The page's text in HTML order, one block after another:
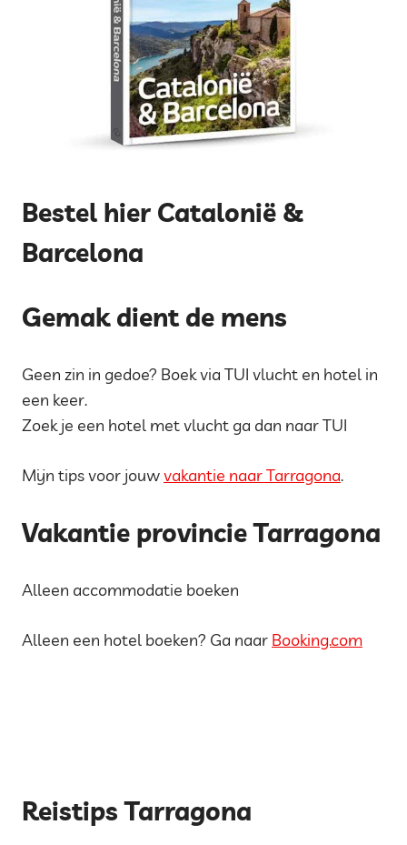
Bestel hier Catalonië &
Barcelona
Gemak dient de mens
Geen zin in gedoe? Boek via TUI vlucht en hotel in
een keer.
Zoek je een hotel met vlucht ga dan naar TUI
Mijn tips voor jouwvakantie naar Tarragona.
Vakantie provincie Tarragona
Alleen accommodatie boeken
Alleen een hotel boeken? Ga naar Booking.com
Reistips Tarragona